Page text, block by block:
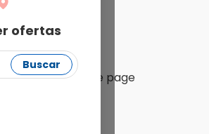
ofertas
Buscar
single page